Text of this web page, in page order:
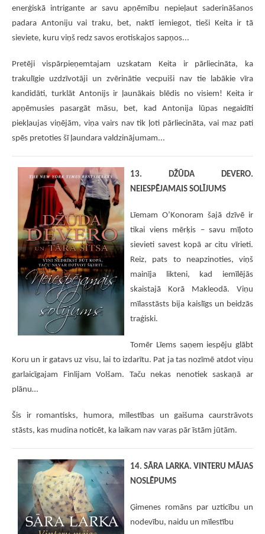
enerģiskā intrigante ar savu apņēmību nepieļaut saderināšanos
padara Antoniju vai traku, bet, naktī iemiegot, tieši Keita ir tā
sieviete, kuru viņš redz savos erotiskajos sapņos...
Pretēji vispārpieņemtajam uzskatam Keita ir pārliecināta, ka
trakulīgie uzdzīvotāji un zvērinātie vecpuiši nav tie labākie vīra
kandidāti, turklāt Antonijs ir ļaunākais blēdis no visiem! Keita ir
apņēmusies pasargāt māsu, bet, kad Antonija lūpas negaidīti
piekļaujas viņējām, viņa vairs nav tik ļoti pārliecināta, vai maz pati
spēs pretoties šī ļaundara valdzinājumam...
13. DŽŪDA DEVERO.
NEIESPĒJAMAIS SOLĪJUMS
Līemam O’Konoram šajā dzīvē ir
tikai viens mērķis – savu mīļoto
sievieti savest kopā ar citu vīrieti.
Reiz, pats to neapzinoties, viņš
mainīja likteni, kad iemīlējās
skaistajā Korā Makleodā. Viņu
mīlasstāsts bija kaislīgs un beidzās
traģiski.
Tomēr Līems saņem iespēju glābt
Koru un ir gatavs uz visu, lai to izdarītu. Pat ja tas nozīmē atdot viņu
garlaicīgajam Finlijam Volšam. Taču nekas nenotiek saskaņā ar
plānu…
Šis ir romantisks, humora, mīlestības un gaišuma caurstrāvots
stāsts, kas mudina noticēt, ka laikam nav varas pār īstām jūtām.
14. SĀRA LARKA. VINTERU MĀJAS
NOSLĒPUMS
Ģimenes romāns par uzticību un
nodevību, naidu un mīlestību